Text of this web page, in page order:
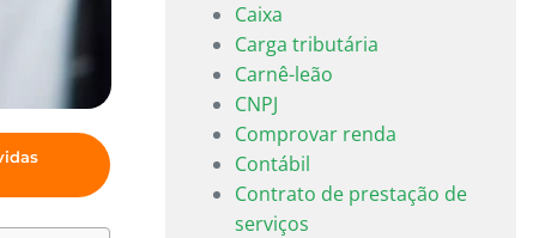
Caixa
Carga tributária
Carnê-leão
CNPJ
Comprovar renda
Contábil
Contrato de prestação de
serviços